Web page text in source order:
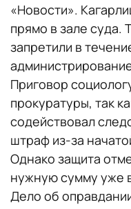
«Новости».
прямо в зале суда.
запретили в
Приговор
прокуратуры, так
содействовал
штраф из‑за
Однако защита
нужную сумму уже
Дело об